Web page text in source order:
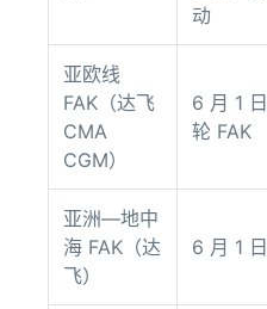
动
亚欧线
FAK（达飞
CMA
CGM）
6 月 1
轮 FAK
亚洲—地中
海 FAK（达
飞）
6 月 1